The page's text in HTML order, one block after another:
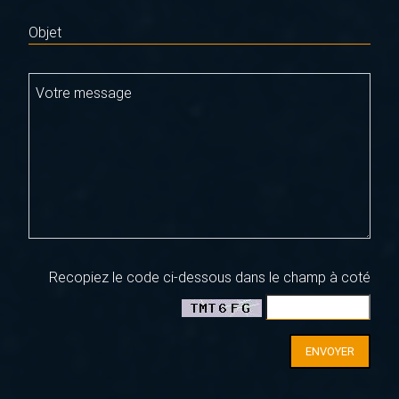
Objet
Votre message
Recopiez le code ci-dessous dans le champ à coté
ENVOYER